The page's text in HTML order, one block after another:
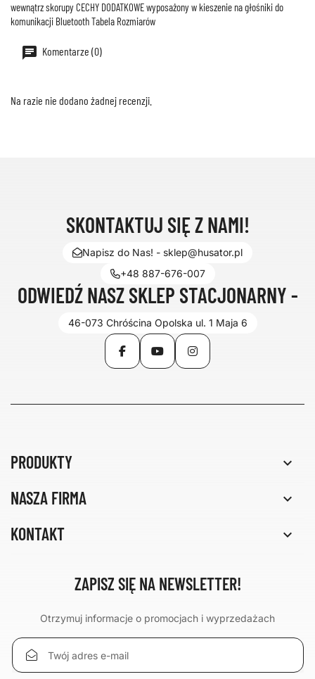
wewnątrz skorupy CECHY DODATKOWE wyposażony w kieszenie na głośniki do
komunikacji Bluetooth Tabela Rozmiarów
Komentarze (0)
Na razie nie dodano żadnej recenzji.
SKONTAKTUJ SIĘ Z NAMI!
Napisz do Nas! - sklep@husator.pl
+48 887-676-007
ODWIEDŹ NASZ SKLEP STACJONARNY -
46-073 Chróścina Opolska ul. 1 Maja 6
FacebookYouTubeInstagram
PRODUKTY 
NASZA FIRMA 
KONTAKT 
ZAPISZ SIĘ NA NEWSLETTER!
Otrzymuj informacje o promocjach i wyprzedażach